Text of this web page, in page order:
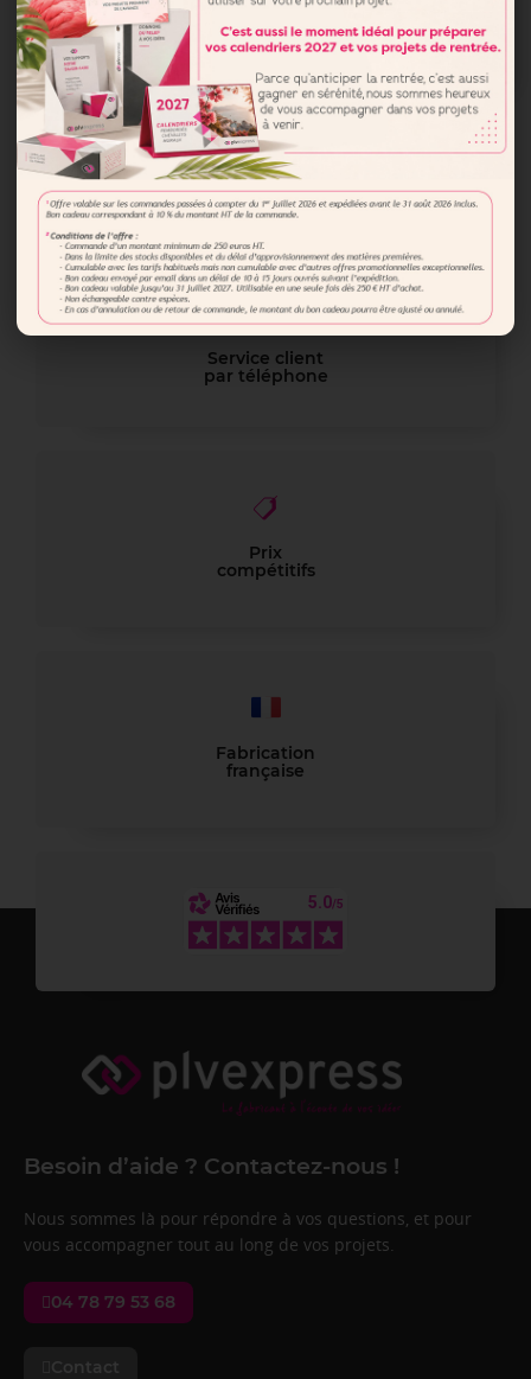
Transport: inclus 1 point 83
Délai : J + 15
Service client
par téléphone
Prix
compétitifs
Fabrication
française
Besoin d’aide ? Contactez-nous !
Nous sommes là pour répondre à vos questions, et pour
vous accompagner tout au long de vos projets.
04 78 79 53 68
Contact